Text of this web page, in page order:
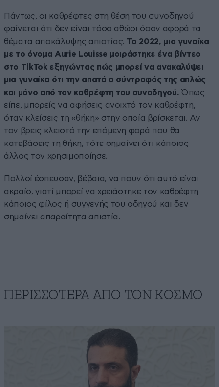
Πάντως, οι καθρέφτες στη θέση του συνοδηγού
φαίνεται ότι δεν είναι τόσο αθώοι όσον αφορά τα
θέματα αποκάλυψης απιστίας. Το 2022, μια γυναίκα
με το όνομα Aurie Louisse μοιράστηκε ένα βίντεο
στο TikTok εξηγώντας πώς μπορεί να ανακαλύψει
μια γυναίκα ότι την απατά ο σύντροφός της απλώς
και μόνο από τον καθρέφτη του συνοδηγού. Όπως
είπε, μπορείς να αφήσεις ανοιχτό τον καθρέφτη,
όταν κλείσεις τη «θήκη» στην οποία βρίσκεται. Αν
τον βρεις κλειστό την επόμενη φορά που θα
κατεβάσεις τη θήκη, τότε σημαίνει ότι κάποιος
άλλος τον χρησιμοποίησε.
Πολλοί έσπευσαν, βέβαια, να πουν ότι αυτό είναι
ακραίο, γιατί μπορεί να χρειάστηκε τον καθρέφτη
κάποιος φίλος ή συγγενής του οδηγού και δεν
σημαίνει απαραίτητα απιστία.
ΠΕΡΙΣΣΟΤΕΡΑ ΑΠΟ ΤΟΝ ΚΟΣΜΟ